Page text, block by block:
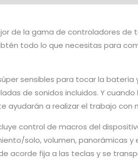
de la gama de controladores de
todo lo que necesitas para
sensibles para tocar la
de sonidos incluidos. Y
a realizar el trabajo con
control de macros del
solo, volumen, panorámicas y
acorde fija a las teclas y se